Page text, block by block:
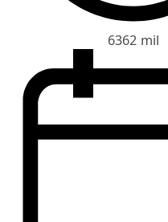
6362 mil